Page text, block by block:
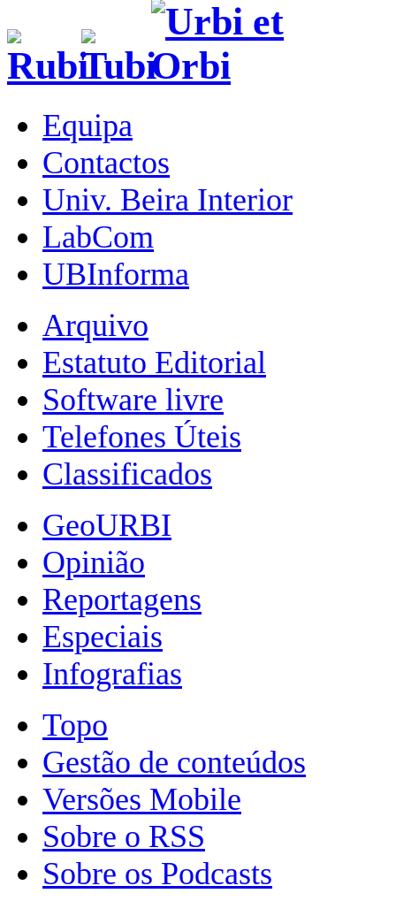
Equipa
Contactos
Univ. Beira Interior
LabCom
UBInforma
Arquivo
Estatuto Editorial
Software livre
Telefones Úteis
Classificados
GeoURBI
Opinião
Reportagens
Especiais
Infografias
Topo
Gestão de conteúdos
Versões Mobile
Sobre o RSS
Sobre os Podcasts